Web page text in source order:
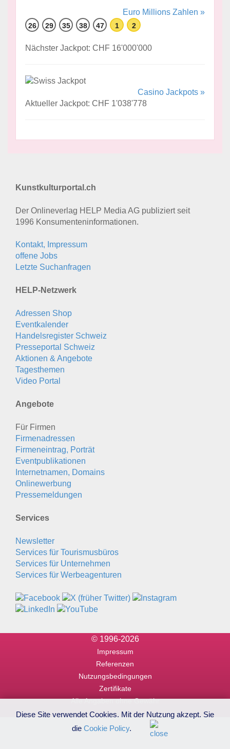
Euro Millions Zahlen »
26 29 35 38 47 1 2
Nächster Jackpot: CHF 16'000'000
Casino Jackpots »
Aktueller Jackpot: CHF 1'038'778
Kunstkulturportal.ch
Der Onlineverlag HELP Media AG publiziert seit
1996 Konsumenten­informationen.
Kontakt, Impressum
offene Jobs
Letzte Suchanfragen
HELP-Netzwerk
Adressen Shop
Eventkalender
Handelsregister Schweiz
Presseportal Schweiz
Aktionen & Angebote
Tagesthemen
Video Portal
Angebote
Für Firmen
Firmenadressen
Firmeneintrag, Porträt
Eventpublikationen
Internetnamen, Domains
Onlinewerbung
Pressemeldungen
Services
Newsletter
Services für Tourismusbüros
Services für Unternehmen
Services für Werbeagenturen
© 1996-2026
Impressum
Referenzen
Nutzungsbedingungen
Zertifikate
Alle Angaben ohne Gewähr
Diese Site verwendet Cookies. Mit der Nutzung akzept. Sie
die Cookie Policy.